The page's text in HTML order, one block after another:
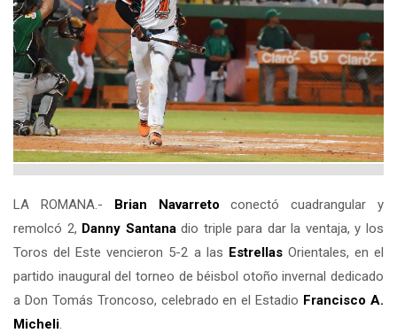
LA ROMANA.- Brian Navarreto conectó cuadrangular y
remolcó 2, Danny Santanadio triple para dar la ventaja, y los
Toros del Este vencieron 5-2 a las EstrellasOrientales, en el
partido inaugural del torneo de béisbol otoño invernal dedicado
a Don Tomás Troncoso, celebrado en el Estadio Francisco A.
Micheli